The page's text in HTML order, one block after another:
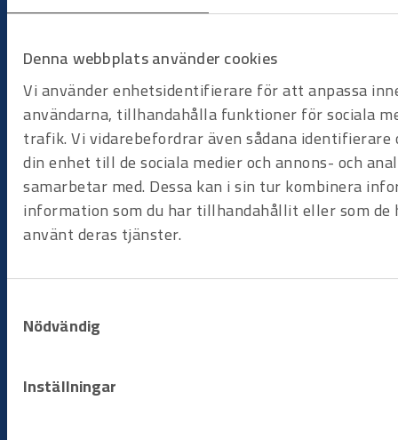
Denna webbplats använder cookies
Vi använder enhetsidentifierare för att anpassa
användarna, tillhandahålla funktioner för sociala
trafik. Vi vidarebefordrar även sådana
din enhet till de sociala medier och annons- och
samarbetar med. Dessa kan i sin tur kombinera
information som du har tillhandahållit eller som de
använt deras tjänster.
Nödvändig
Inställningar
Processen
Steg 1
Beställningsförfrågan
Starta processen genom att skicka in din
tidsperiod och leveransplats så tar vi snabbt fram ett tydligt
behov och hittar rätt verktyg för dig.